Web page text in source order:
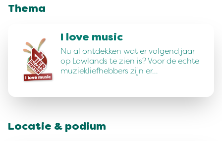
Thema
I love music
Nu al ontdekken wat er volgend jaar
op Lowlands te zien is? Voor de echte
muziekliefhebbers zijn er…
Locatie & podium